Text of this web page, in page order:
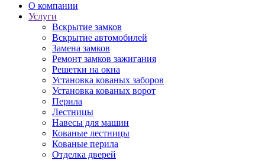
О компании
Услуги
Вскрытие замков
Вскрытие автомобилей
Замена замков
Ремонт замков зажигания
Решетки на окна
Установка кованых заборов
Установка кованых ворот
Перила
Лестницы
Навесы для машин
Кованые лестницы
Кованые перила
Отделка дверей